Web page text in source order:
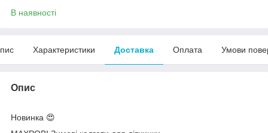
В наявності
Характеристики Доставка Оплата Умови
Опис
Новинка 😍